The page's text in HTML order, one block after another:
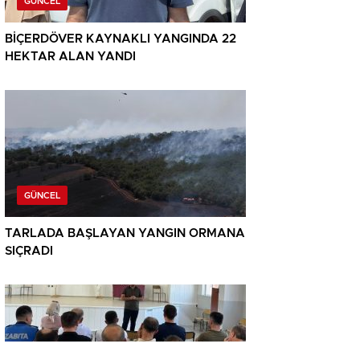
BİÇERDÖVER KAYNAKLI YANGINDA 22
HEKTAR ALAN YANDI
GÜNCEL
TARLADA BAŞLAYAN YANGIN ORMANA
SIÇRADI